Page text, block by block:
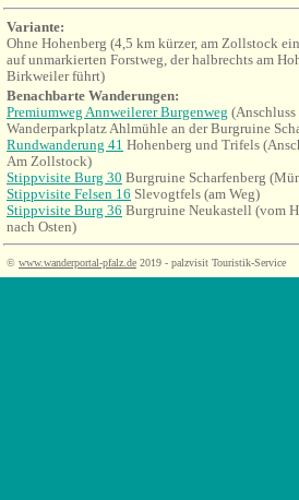
Variante:
Ohne Hohenberg (4,5 km kürzer, am Zollstock
auf unmarkierten Forstweg, der halbrechts am
Birkweiler führt)
Benachbarte Wanderungen:
Premiumweg Annweilerer Burgenweg
Wanderparkplatz Ahlmühle an der Burgruine
Rundwanderung 41 Hohenberg und Trifels
Am Zollstock)
Stippvisite Burg 30 Burgruine Scharfenberg
Stippvisite Felsen 16 Slevogtfels (am Weg)
Stippvisite Burg 36 Burgruine Neukastell (vom
nach Osten)
© www.wanderportal-pfalz.de 2019 - palzvisit Touristik-Service